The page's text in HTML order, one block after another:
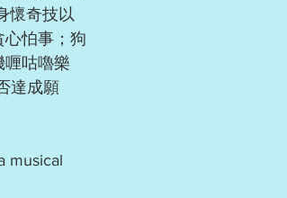
懷奇技以
怕事；狗
喱咕嚕樂
達成願
musical